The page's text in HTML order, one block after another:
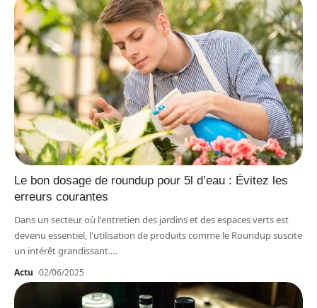
Le bon dosage de roundup pour 5l d’eau : Évitez les
erreurs courantes
Dans un secteur où l'entretien des jardins et des espaces verts est
devenu essentiel, l'utilisation de produits comme le Roundup suscite
un intérêt grandissant.…
Actu 02/06/2025